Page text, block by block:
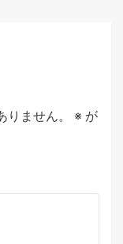
ません。 ※ が